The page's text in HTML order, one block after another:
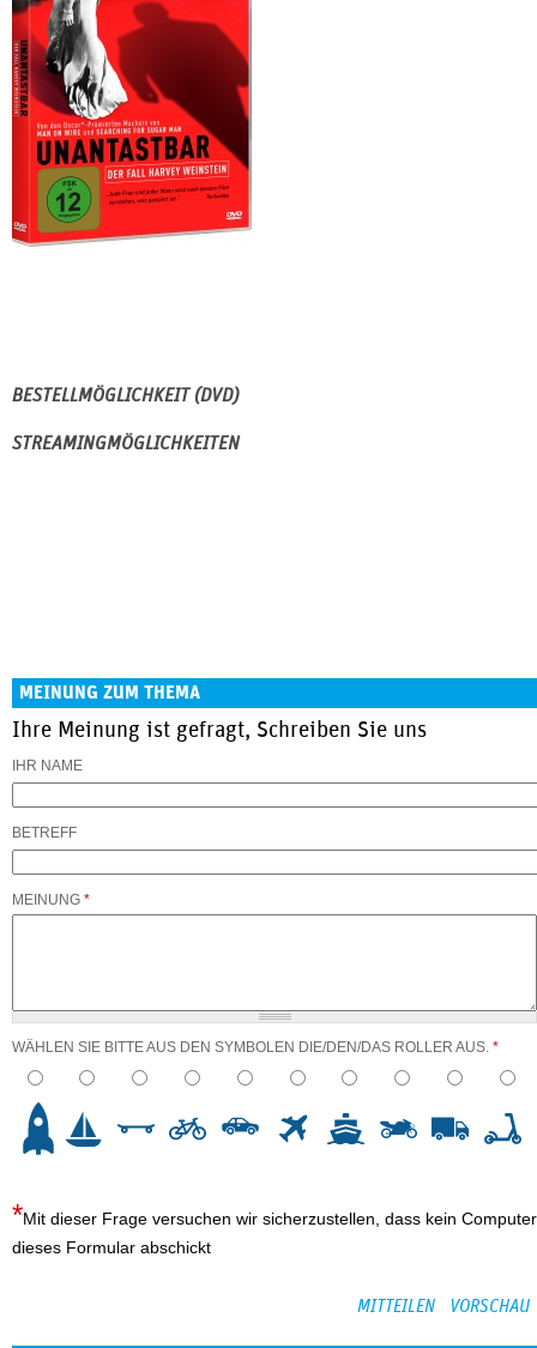
BESTELLMÖGLICHKEIT (DVD)
STREAMINGMÖGLICHKEITEN
MEINUNG ZUM THEMA
Ihre Meinung ist gefragt, Schreiben Sie uns
IHR NAME
BETREFF
MEINUNG *
WÄHLEN SIE BITTE AUS DEN SYMBOLEN DIE/DEN/DAS ROLLER AUS. *
Mit dieser Frage versuchen wir sicherzustellen, dass kein Computer
dieses Formular abschickt